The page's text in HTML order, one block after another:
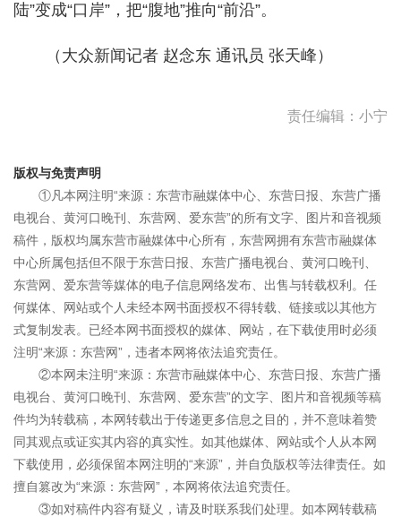
陆”变成“口岸”，把“腹地”推向“前沿”。
（大众新闻记者 赵念东 通讯员 张天峰）
责任编辑：小宁
版权与免责声明
①凡本网注明“来源：东营市融媒体中心、东营日报、东营广播
电视台、黄河口晚刊、东营网、爱东营”的所有文字、图片和音视频
稿件，版权均属东营市融媒体中心所有，东营网拥有东营市融媒体
中心所属包括但不限于东营日报、东营广播电视台、黄河口晚刊、
东营网、爱东营等媒体的电子信息网络发布、出售与转载权利。任
何媒体、网站或个人未经本网书面授权不得转载、链接或以其他方
式复制发表。已经本网书面授权的媒体、网站，在下载使用时必须
注明“来源：东营网”，违者本网将依法追究责任。
②本网未注明“来源：东营市融媒体中心、东营日报、东营广播
电视台、黄河口晚刊、东营网、爱东营”的文字、图片和音视频等稿
件均为转载稿，本网转载出于传递更多信息之目的，并不意味着赞
同其观点或证实其内容的真实性。如其他媒体、网站或个人从本网
下载使用，必须保留本网注明的“来源”，并自负版权等法律责任。如
擅自篡改为“来源：东营网”，本网将依法追究责任。
③如对稿件内容有疑义，请及时联系我们处理。如本网转载稿